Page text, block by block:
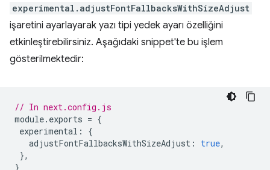
experimental.adjustFontFallbacksWithSizeAdjust
işaretini ayarlayarak yazı tipi yedek ayarı özelliğini
etkinleştirebilirsiniz. Aşağıdaki snippet'te bu işlem
gösterilmektedir:
// In next.config.js
module. exports = {
experimental :
{
adjustFontFallbacksWithSizeAdjust : true,
},
}